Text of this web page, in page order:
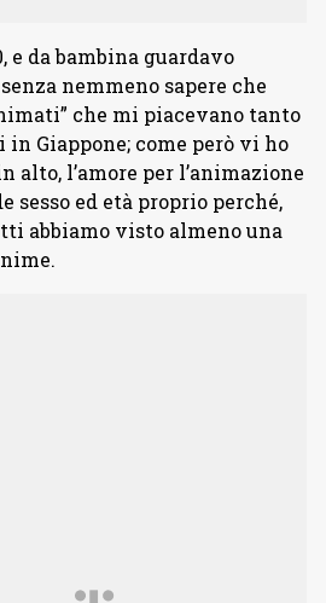
e da bambina guardavo
nemmeno sapere che
che mi piacevano tanto
Giappone; come però vi ho
alto, l’amore per l’animazione
sesso ed età proprio perché,
abbiamo visto almeno una